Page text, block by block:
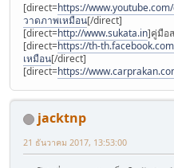
[direct=https://www.youtube.com/
วาดภาพเหมือน[/direct]
[direct=http://www.sukata.in]คู่มือ
[direct=https://th-
เหมือน[/direct]
[direct=https://
jacktnp
21 ธันวาคม 2017, 13:53:00